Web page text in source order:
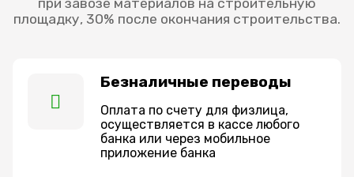
при завозе материалов на строительную
площадку, 30% после окончания строительства.
Безналичные переводы
Оплата по счету для физлица,
осуществляется в кассе любого
банка или через мобильное
приложение банка